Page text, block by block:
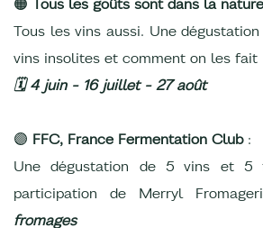
🟠 Tous les goûts sont dans la
Tous les vins aussi. Une
vins insolites et comment on les fait
🗓️ 4 juin - 16 juillet - 27 août
🟣 FFC, France Fermentation Club:
Une dégustation de 5 vins et 5
participation de Merryl
fromages